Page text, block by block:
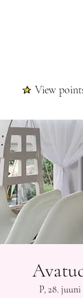
View
P, 28. juuni